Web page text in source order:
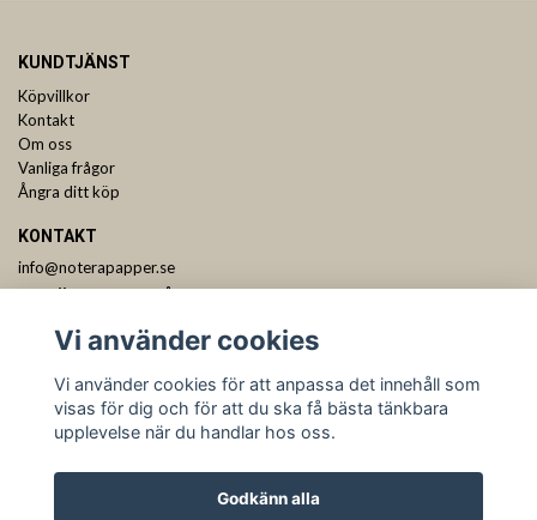
KUNDTJÄNST
Köpvillkor
Kontakt
Om oss
Vanliga frågor
Ångra ditt köp
KONTAKT
info@noterapapper.se
Vi använder cookies
Vi använder cookies för att anpassa det innehåll som
visas för dig och för att du ska få bästa tänkbara
upplevelse när du handlar hos oss.
Godkänn alla